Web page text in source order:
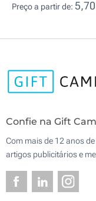
Preço a partir de:
Confie na Gift
Com mais de 12 anos
artigos publicitários e